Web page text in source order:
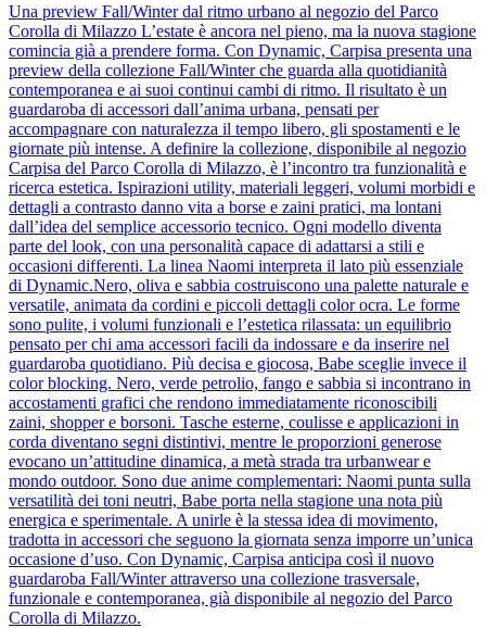
Una preview Fall/Winter dal ritmo urbano al negozio del Parco
Corolla di Milazzo L’estate è ancora nel pieno, ma la nuova stagione
comincia già a prendere forma. Con Dynamic, Carpisa presenta una
preview della collezione Fall/Winter che guarda alla quotidianità
contemporanea e ai suoi continui cambi di ritmo. Il risultato è un
guardaroba di accessori dall’anima urbana, pensati per
accompagnare con naturalezza il tempo libero, gli spostamenti e le
giornate più intense. A definire la collezione, disponibile al negozio
Carpisa del Parco Corolla di Milazzo, è l’incontro tra funzionalità e
ricerca estetica. Ispirazioni utility, materiali leggeri, volumi morbidi e
dettagli a contrasto danno vita a borse e zaini pratici, ma lontani
dall’idea del semplice accessorio tecnico. Ogni modello diventa
parte del look, con una personalità capace di adattarsi a stili e
occasioni differenti. La linea Naomi interpreta il lato più essenziale
di Dynamic.Nero, oliva e sabbia costruiscono una palette naturale e
versatile, animata da cordini e piccoli dettagli color ocra. Le forme
sono pulite, i volumi funzionali e l’estetica rilassata: un equilibrio
pensato per chi ama accessori facili da indossare e da inserire nel
guardaroba quotidiano. Più decisa e giocosa, Babe sceglie invece il
color blocking. Nero, verde petrolio, fango e sabbia si incontrano in
accostamenti grafici che rendono immediatamente riconoscibili
zaini, shopper e borsoni. Tasche esterne, coulisse e applicazioni in
corda diventano segni distintivi, mentre le proporzioni generose
evocano un’attitudine dinamica, a metà strada tra urbanwear e
mondo outdoor. Sono due anime complementari: Naomi punta sulla
versatilità dei toni neutri, Babe porta nella stagione una nota più
energica e sperimentale. A unirle è la stessa idea di movimento,
tradotta in accessori che seguono la giornata senza imporre un’unica
occasione d’uso. Con Dynamic, Carpisa anticipa così il nuovo
guardaroba Fall/Winter attraverso una collezione trasversale,
funzionale e contemporanea, già disponibile al negozio del Parco
Corolla di Milazzo.